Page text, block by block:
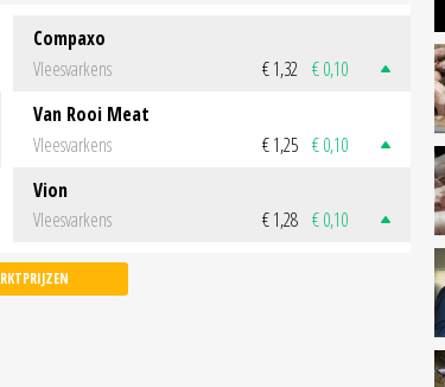
Compaxo
Vleesvarkens
€ 1,32 € 0,10
Van Rooi Meat
Vleesvarkens
€ 1,25 € 0,10
Vion
Vleesvarkens
€ 1,28 € 0,10